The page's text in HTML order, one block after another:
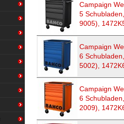
Campaign
5
9005),
Campaign
6
5002),
Campaign
6
2009),